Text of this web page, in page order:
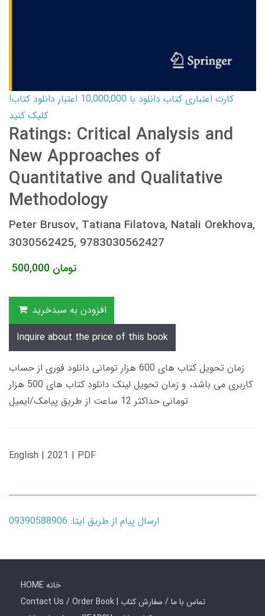
کارت اعتباری کتاب دانلود با 10,000,000 اعتبار دانلود کتاب!
کلیک کنید
Ratings: Critical Analysis and
New Approaches of
Quantitative and Qualitative
Methodology
Peter Brusov, Tatiana Filatova, Natali Orekhova,
3030562425, 9783030562427
500,000 تومان
افزودن به سبدخرید
Inquire about the price of this book
زمان تحویل کتاب های 600 هزار تومانی دانلود فوری از حساب
کاربری می باشد، و زمان تحویل لینک دانلود کتاب های 500 هزار
تومانی حداکثر 12 ساعت از طریق پیامک/ایمیل
English | 2021 | PDF
ارسال پیام از طریق ایتا: 09390588906
HOME خانه
Contact Us / Order Book | تماس با ما / سفارش کتاب